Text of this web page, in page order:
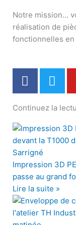
Notre mission…
réalisation de
fonctionnelles
F
a
e
b
o
o
k
T
w
t
t
e
Continuez la
Impression 3D
passe au grand
Lire la suite »